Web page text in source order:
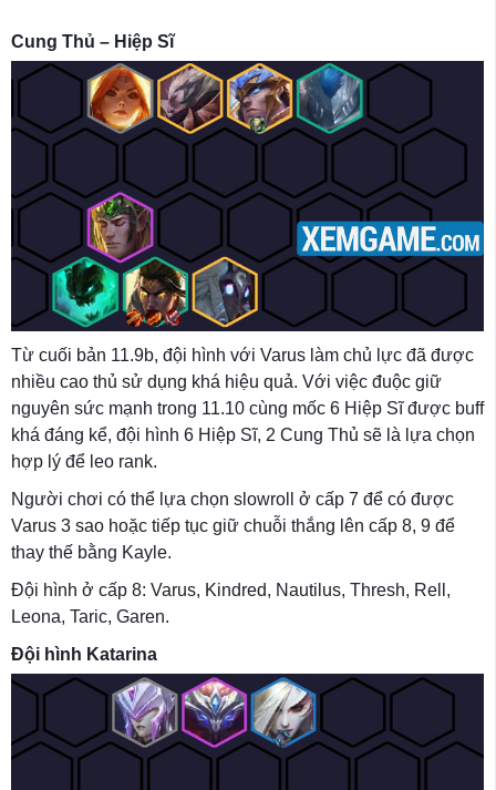
Cung Thủ – Hiệp Sĩ
Từ cuối bản 11.9b, đội hình với Varus làm chủ lực đã được
nhiều cao thủ sử dụng khá hiệu quả. Với việc đuộc giữ
nguyên sức mạnh trong 11.10 cùng mốc 6 Hiệp Sĩ được buff
khá đáng kể, đội hình 6 Hiệp Sĩ, 2 Cung Thủ sẽ là lựa chọn
hợp lý để leo rank.
Người chơi có thể lựa chọn slowroll ở cấp 7 để có được
Varus 3 sao hoặc tiếp tục giữ chuỗi thắng lên cấp 8, 9 để
thay thế bằng Kayle.
Đội hình ở cấp 8: Varus, Kindred, Nautilus, Thresh, Rell,
Leona, Taric, Garen.
Đội hình Katarina